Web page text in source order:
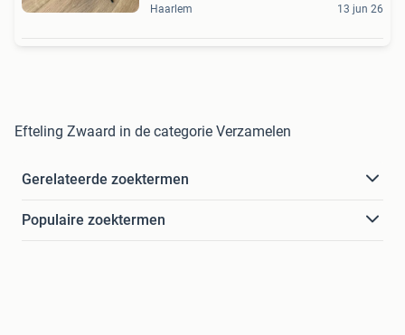
Haarlem 13 jun 26
Efteling Zwaard in de categorie Verzamelen
Gerelateerde zoektermen
Populaire zoektermen